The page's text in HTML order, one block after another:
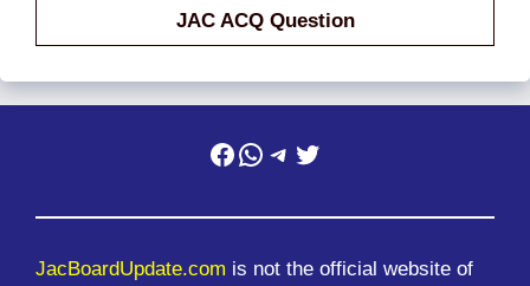
JAC ACQ Question
Facebook
WhatsApp
Telegram
Twitter
JacBoardUpdate.com is not the official website of